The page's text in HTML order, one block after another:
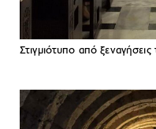
Στιγμιότυπο από